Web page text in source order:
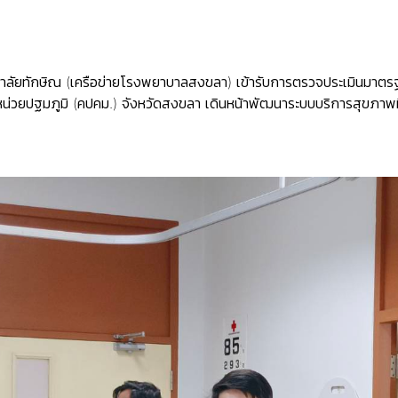
ยทักษิณ (เครือข่ายโรงพยาบาลสงขลา) เข้ารับการตรวจประเมินมา
น่วยปฐมภูมิ (คปคม.) จังหวัดสงขลา เดินหน้าพัฒนาระบบบริการสุขภา